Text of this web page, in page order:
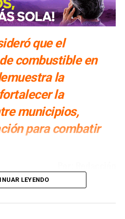
que el
combustible en
la
la
municipios,
para combatir
, presidente de la Comisión de
a las y los presidentes
LEYENDO